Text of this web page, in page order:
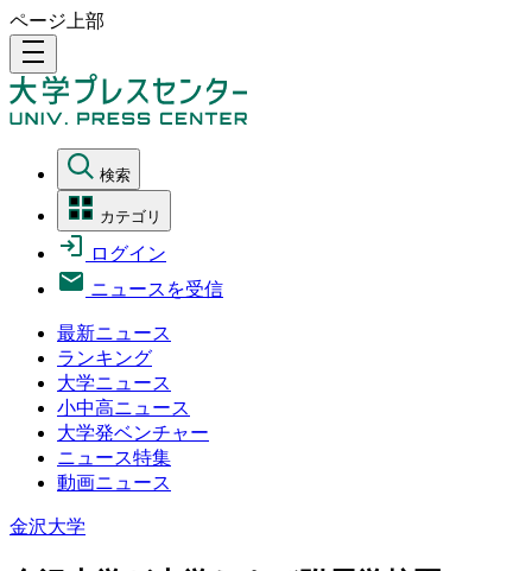
ページ上部
density_medium
検索
カテゴリ
ログイン
ニュースを受信
最新ニュース
ランキング
大学ニュース
小中高ニュース
大学発ベンチャー
ニュース特集
動画ニュース
金沢大学